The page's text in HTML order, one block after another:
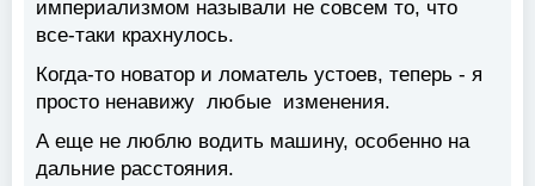
империализмом называли не совсем то, что
все-таки крахнулось.
Когда-то новатор и ломатель устоев, теперь - я
просто ненавижу любые изменения.
А еще не люблю водить машину, особенно на
дальние расстояния.